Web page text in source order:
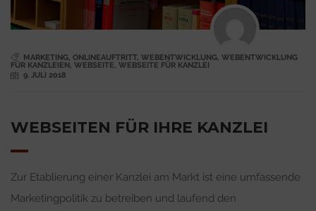
MARKETING, ONLINEAUFTRITT, WEBENTWICKLUNG, WEBENTWICKLUNG
FÜR KANZLEIEN , WEBSEITE, WEBSEITE FÜR KANZLEI
9. JULI 2018
WEBSEITEN FÜR IHRE KANZLEI
Zur Etablierung einer Kanzlei am Markt ist eine umfassende
Marketingpolitik zu betreiben und laufend den